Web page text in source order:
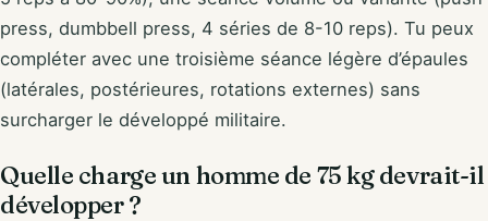
press, dumbbell press, 4 séries de 8-10 reps). Tu peux
compléter avec une troisième séance légère d’épaules
(latérales, postérieures, rotations externes) sans
surcharger le développé militaire.
Quelle charge un homme de 75 kg devrait-il
développer ?